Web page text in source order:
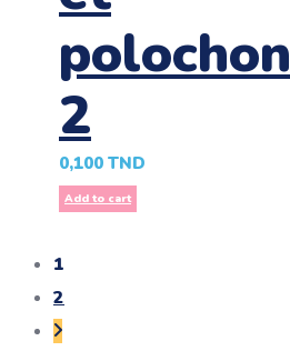
polochon
2
0,100 TND
Add to cart
1
2